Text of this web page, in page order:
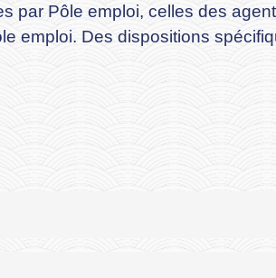
par Pôle emploi, celles des
emploi. Des dispositions